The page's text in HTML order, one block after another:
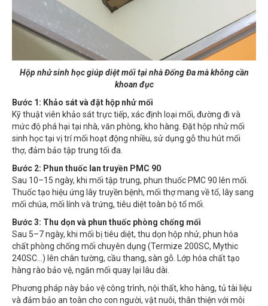
khoan đục
Kỹ thuật viên khảo sát trực tiếp, xác định loại mối, đường đi và
mức độ phá hại tại nhà, văn phòng, kho hàng. Đặt hộp nhử mối
sinh học tại vị trí mối hoạt động nhiều, sử dụng gỗ thu hút mối
thợ, đảm bảo tập trung tối đa.
Sau 10–15 ngày, khi mối tập trung, phun thuốc PMC 90 lên mối.
Thuốc tạo hiệu ứng lây truyền bệnh, mối thợ mang về tổ, lây sang
mối chúa, mối lính và trứng, tiêu diệt toàn bộ tổ mối.
Sau 5–7 ngày, khi mối bị tiêu diệt, thu dọn hộp nhử, phun hóa
chất phòng chống mối chuyên dụng (Termize 200SC, Mythic
240SC…) lên chân tường, cầu thang, sàn gỗ. Lớp hóa chất tạo
hàng rào bảo vệ, ngăn mối quay lại lâu dài.
và đảm bảo an toàn cho con người, vật nuôi, thân thiện với môi